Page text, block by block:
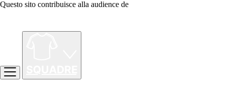
Questo sito contribuisce alla audience de